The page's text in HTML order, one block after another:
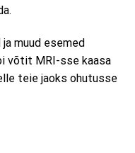
muud esemed
võtit MRI-sse kaasa
teie jaoks ohutusse